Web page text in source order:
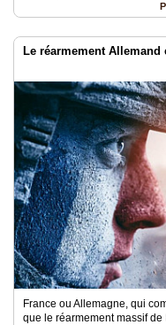
Le réarmement Allemand
France ou Allemagne, qui
que le réarmement massif